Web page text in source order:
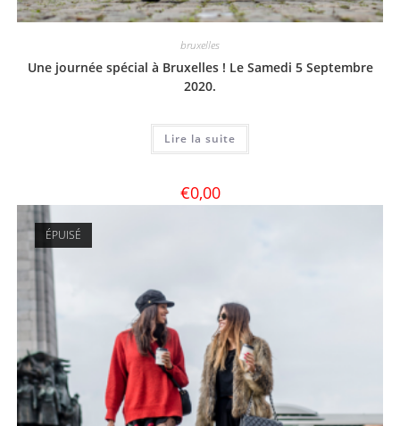
bruxelles
Une journée spécial à Bruxelles ! Le Samedi 5 Septembre
2020.
Lire la suite
€0,00
ÉPUISÉ